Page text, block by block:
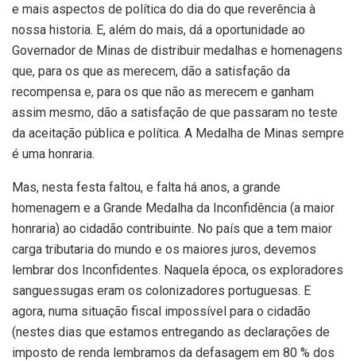
e mais aspectos de política do dia do que reverência à
nossa historia. E, além do mais, dá a oportunidade ao
Governador de Minas de distribuir medalhas e homenagens
que, para os que as merecem, dão a satisfação da
recompensa e, para os que não as merecem e ganham
assim mesmo, dão a satisfação de que passaram no teste
da aceitação pública e política. A Medalha de Minas sempre
é uma honraria.
Mas, nesta festa faltou, e falta há anos, a grande
homenagem e a Grande Medalha da Inconfidência (a maior
honraria) ao cidadão contribuinte. No país que a tem maior
carga tributaria do mundo e os maiores juros, devemos
lembrar dos Inconfidentes. Naquela época, os exploradores
sanguessugas eram os colonizadores portuguesas. E
agora, numa situação fiscal impossível para o cidadão
(nestes dias que estamos entregando as declarações de
imposto de renda lembramos da defasagem em 80 % dos